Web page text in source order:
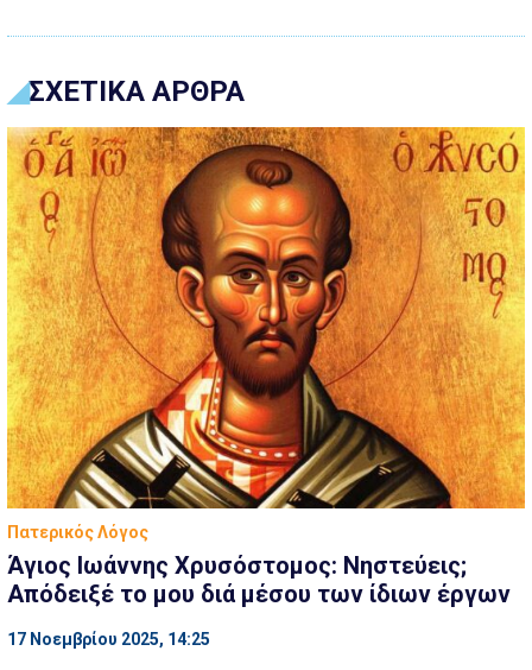
ΣΧΕΤΙΚΑ ΑΡΘΡΑ
Πατερικός Λόγος
Άγιος Ιωάννης Χρυσόστομος: Νηστεύεις;
Απόδειξέ το μου διά μέσου των ίδιων έργων
17 Νοεμβρίου 2025, 14:25